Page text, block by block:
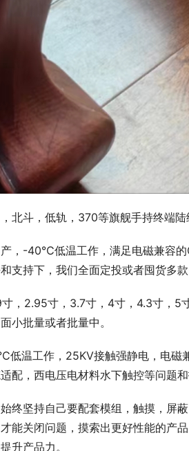
北斗，低轨，370等旗舰手持终端
，-40℃低温工作，满足电磁兼容的
支持下，我们全面定投或者囤货多
，2.95寸，3.7寸，4寸，4.3寸，5
小批量或者批量中。
温工作，25KV接触强静电，电磁
配，西电压电材料水下触控等问题和
终坚持自己要配套模组，触摸，屏
能关闭问题，摸索出更好性能的产
升产品力。